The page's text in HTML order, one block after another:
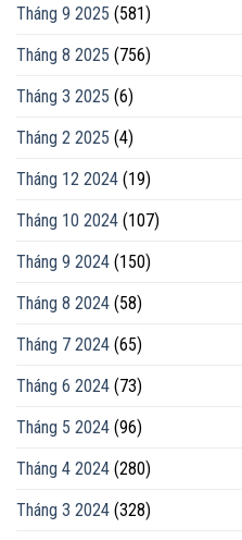
Tháng 9 2025 (581)
Tháng 8 2025 (756)
Tháng 3 2025 (6)
Tháng 2 2025 (4)
Tháng 12 2024 (19)
Tháng 10 2024 (107)
Tháng 9 2024 (150)
Tháng 8 2024 (58)
Tháng 7 2024 (65)
Tháng 6 2024 (73)
Tháng 5 2024 (96)
Tháng 4 2024 (280)
Tháng 3 2024 (328)